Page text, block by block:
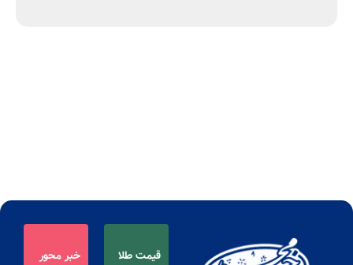
قیمت طلا خبر محور